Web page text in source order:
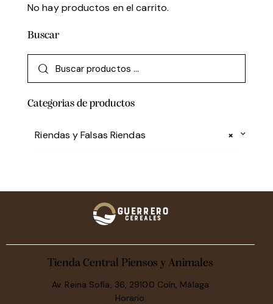
No hay productos en el carrito.
Buscar
Categorias de productos
×
Riendas y Falsas Riendas
Tienda Central Piensos y Animales
Av. Reina Sofía, 36, 29100 Coín, Málaga
Horario: